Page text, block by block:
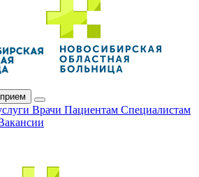
Врачи Пациентам Специалистам